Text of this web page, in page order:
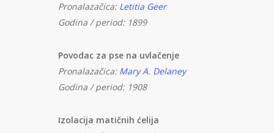
Pronalazačica: Letitia Geer
Godina / period: 1899
Povodac za pse na uvlačenje
Pronalazačica: Mary A. Delaney
Godina / period: 1908
Izolacija matičnih ćelija